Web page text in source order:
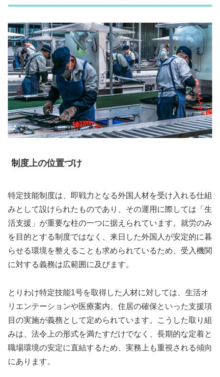
制度上の位置づけ
特定技能制度は、即戦力となる外国人材を受け入れる仕組
みとして設けられたものであり、その運用に際しては「生
活支援」が重要な柱の一つに据えられています。就労のみ
を目的とする制度ではなく、来日した外国人が安定的に暮
らせる環境を整えることも求められているため、受入機関
に対する義務は広範囲に及びます。
とりわけ特定技能1号を取得した人材に対しては、生活オ
リエンテーションや医療案内、住居の確保といった支援項
目の実施が義務として定められています。こうした取り組
みは、法令上の形式を満たすだけでなく、長期的な定着と
職場環境の安定に直結するため、実務上も重視される傾向
にあります。